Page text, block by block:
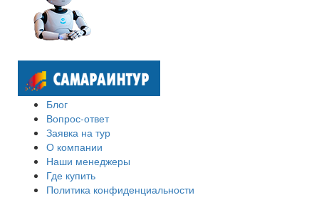
Блог
Вопрос-ответ
Заявка на тур
О компании
Наши менеджеры
Где купить
Политика конфиденциальности